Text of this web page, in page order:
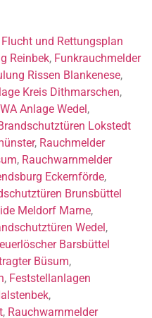
Flucht und Rettungsplan
Reinbek, Funkrauchmelder
Rissen Blankenese,
Kreis Dithmarschen,
Anlage Wedel,
Lokstedt
, Rauchmelder
, Rauchwarnmelder
Eckernförde,
Brunsbüttel
Meldorf Marne,
Wedel,
Barsbüttel
Büsum,
, Feststellanlagen
,
, Rauchwarnmelder